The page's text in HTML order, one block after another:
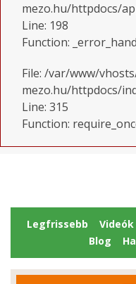
mezo.hu/httpdocs/
Line: 198
Function:
File: /var/www/
mezo.hu/httpdocs/
Line: 315
Function:
Legfrissebb Videók
Blog